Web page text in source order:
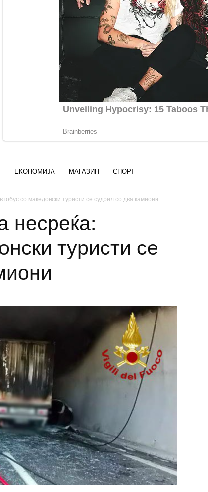
ЕКОНОМИЈА МАГАЗИН СПОРТ
со македонски туристи се судрил со два камиони
туристи се